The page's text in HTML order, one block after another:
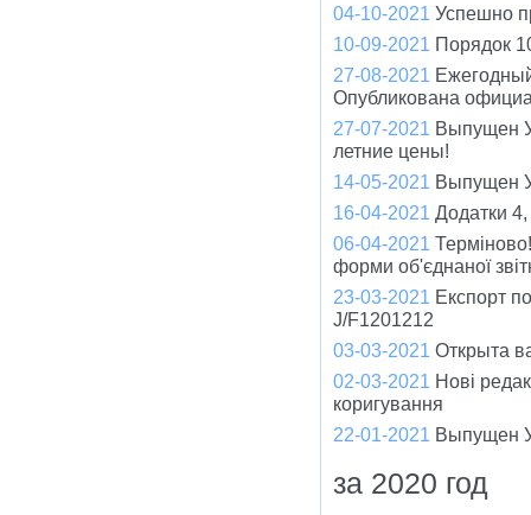
04-10-2021 Успешно
10-09-2021 Порядок
27-08-2021
Опубликована
27-07-2021 Выпущен
летние цены!
14-05-2021 Выпущен
16-04-2021 Додатки
06-04-2021
форми об'єднаної
23-03-2021 Експорт
J/F1201212
03-03-2021 Открыта
02-03-2021 Нові
коригування
22-01-2021 Выпущен
за 2020 год